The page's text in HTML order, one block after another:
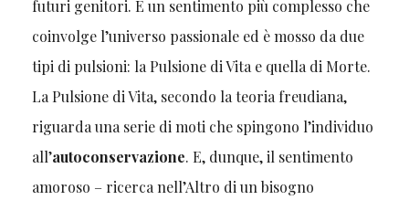
futuri genitori. È un sentimento più complesso che
coinvolge l’universo passionale ed è mosso da due
tipi di pulsioni: la Pulsione di Vita e quella di Morte.
La Pulsione di Vita, secondo la teoria freudiana,
riguarda una serie di moti che spingono l’individuo
all’autoconservazione. E, dunque, il sentimento
amoroso – ricerca nell’Altro di un bisogno